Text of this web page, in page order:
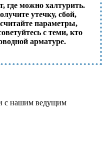
где можно халтурить.
утечку, сбой,
параметры,
с теми, кто
арматуре.
с нашим ведущим